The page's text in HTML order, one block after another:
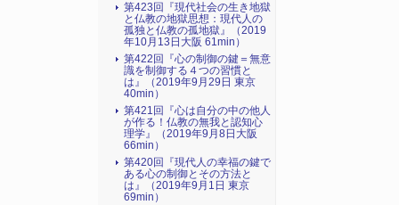
第423回『現代社会の生き地獄
と仏教の地獄思想：現代人の
孤独と仏教の孤地獄』（2019
年10月13日大阪 61min）
第422回『心の制御の鍵＝無意
識を制御する４つの習慣と
は』（2019年9月29日 東京
40min）
第421回『心は自分の中の他人
が作る！仏教の無我と認知心
理学』（2019年9月8日大阪
66min）
第420回『現代人の幸福の鍵で
ある心の制御とその方法と
は』（2019年9月1日 東京
69min）